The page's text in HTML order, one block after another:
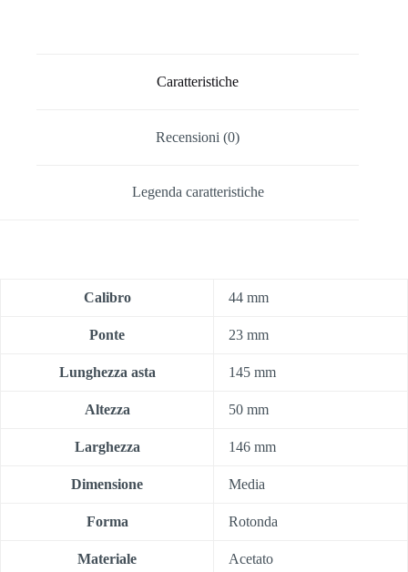
Caratteristiche
Recensioni (0)
Legenda caratteristiche
Calibro 44 mm
Ponte 23 mm
Lunghezza asta 145 mm
Altezza 50 mm
Larghezza 146 mm
Dimensione Media
Forma Rotonda
Materiale Acetato